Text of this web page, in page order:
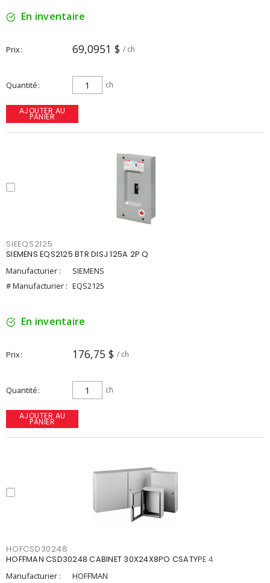
En inventaire
Prix 69,0951 $ / ch
Quantité ch
AJOUTER AU
PANIER
SIEEQS2125
SIEMENS EQS2125 BTR DISJ 125A 2P Q
Manufacturier :
SIEMENS
# Manufacturier : EQS2125
En inventaire
Prix 176,75 $ / ch
Quantité ch
AJOUTER AU
PANIER
HOFCSD30248
HOFFMAN CSD30248 CABINET 30X24X8PO CSATYPE 4
Manufacturier :
HOFFMAN